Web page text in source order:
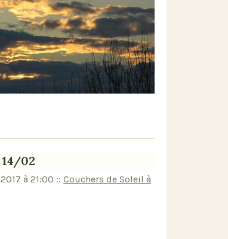
02
à 21:00 :: Couchers de Soleil à